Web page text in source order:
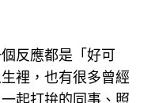
反應都是「好可
裡，也有很多曾經
起打拚的同事、照